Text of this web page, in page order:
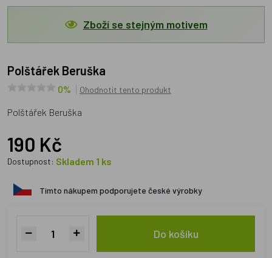
Zboží se stejným motivem
Polštářek Beruška
0% Ohodnotit tento produkt
Polštářek Beruška
190 Kč
Dostupnost: Skladem 1 ks
Tímto nákupem podporujete české výrobky
Do košíku